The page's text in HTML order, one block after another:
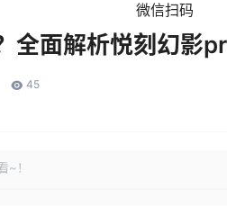
微信扫码
全面解析悦刻幻影
45
~！